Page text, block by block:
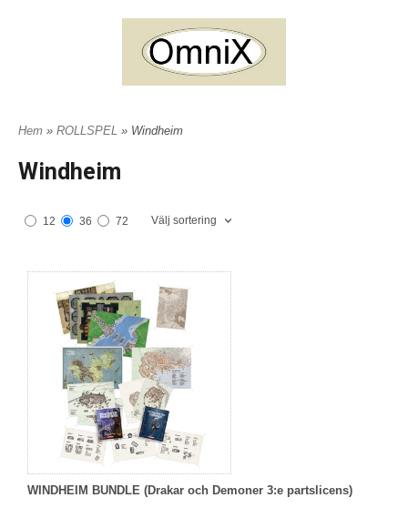
Hem » ROLLSPEL » Windheim
Windheim
12 36 72 Välj sortering
WINDHEIM BUNDLE (Drakar och Demoner 3:e partslicens)